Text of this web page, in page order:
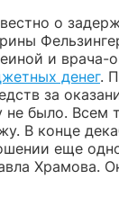
о
и врача-
денег.
за
было. Всем
В конце
еще
Храмова.